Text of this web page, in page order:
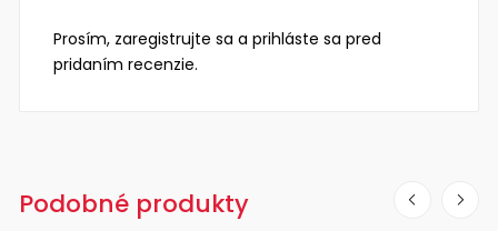
Prosím, zaregistrujte sa a prihláste sa pred
pridaním recenzie.
Podobné produkty